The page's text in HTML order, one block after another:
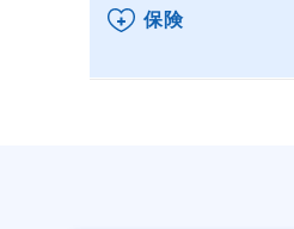
保険